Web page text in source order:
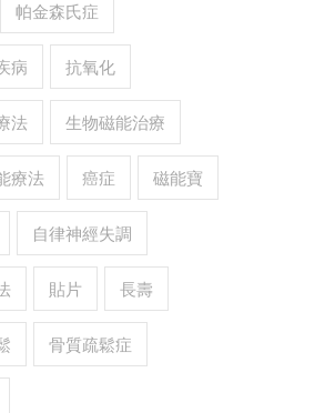
帕金森氏症
病 抗氧化
法 生物磁能治療
療法 癌症 磁能寶
自律神經失調
貼片 長壽
骨質疏鬆症